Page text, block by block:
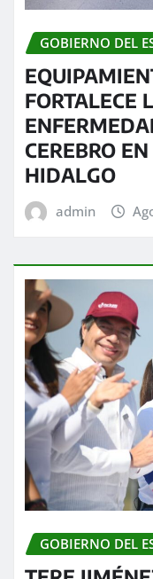
GOBIERNO DEL
FORTALECE
CEREBRO
HIDALGO
admin
GOBIERNO DEL